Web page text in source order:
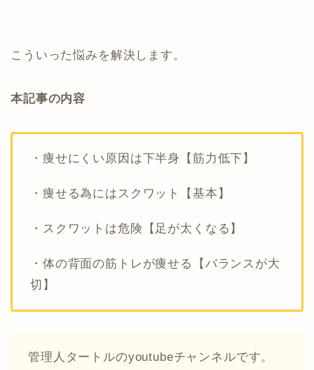
こういった悩みを解決します。
本記事の内容
・痩せにくい原因は下半身【筋力低下】
・痩せる為にはスクワット【基本】
・スクワットは危険【足が太くなる】
・体の背面の筋トレが痩せる【バランスが大
切】
管理人タートルのyoutubeチャンネルです。